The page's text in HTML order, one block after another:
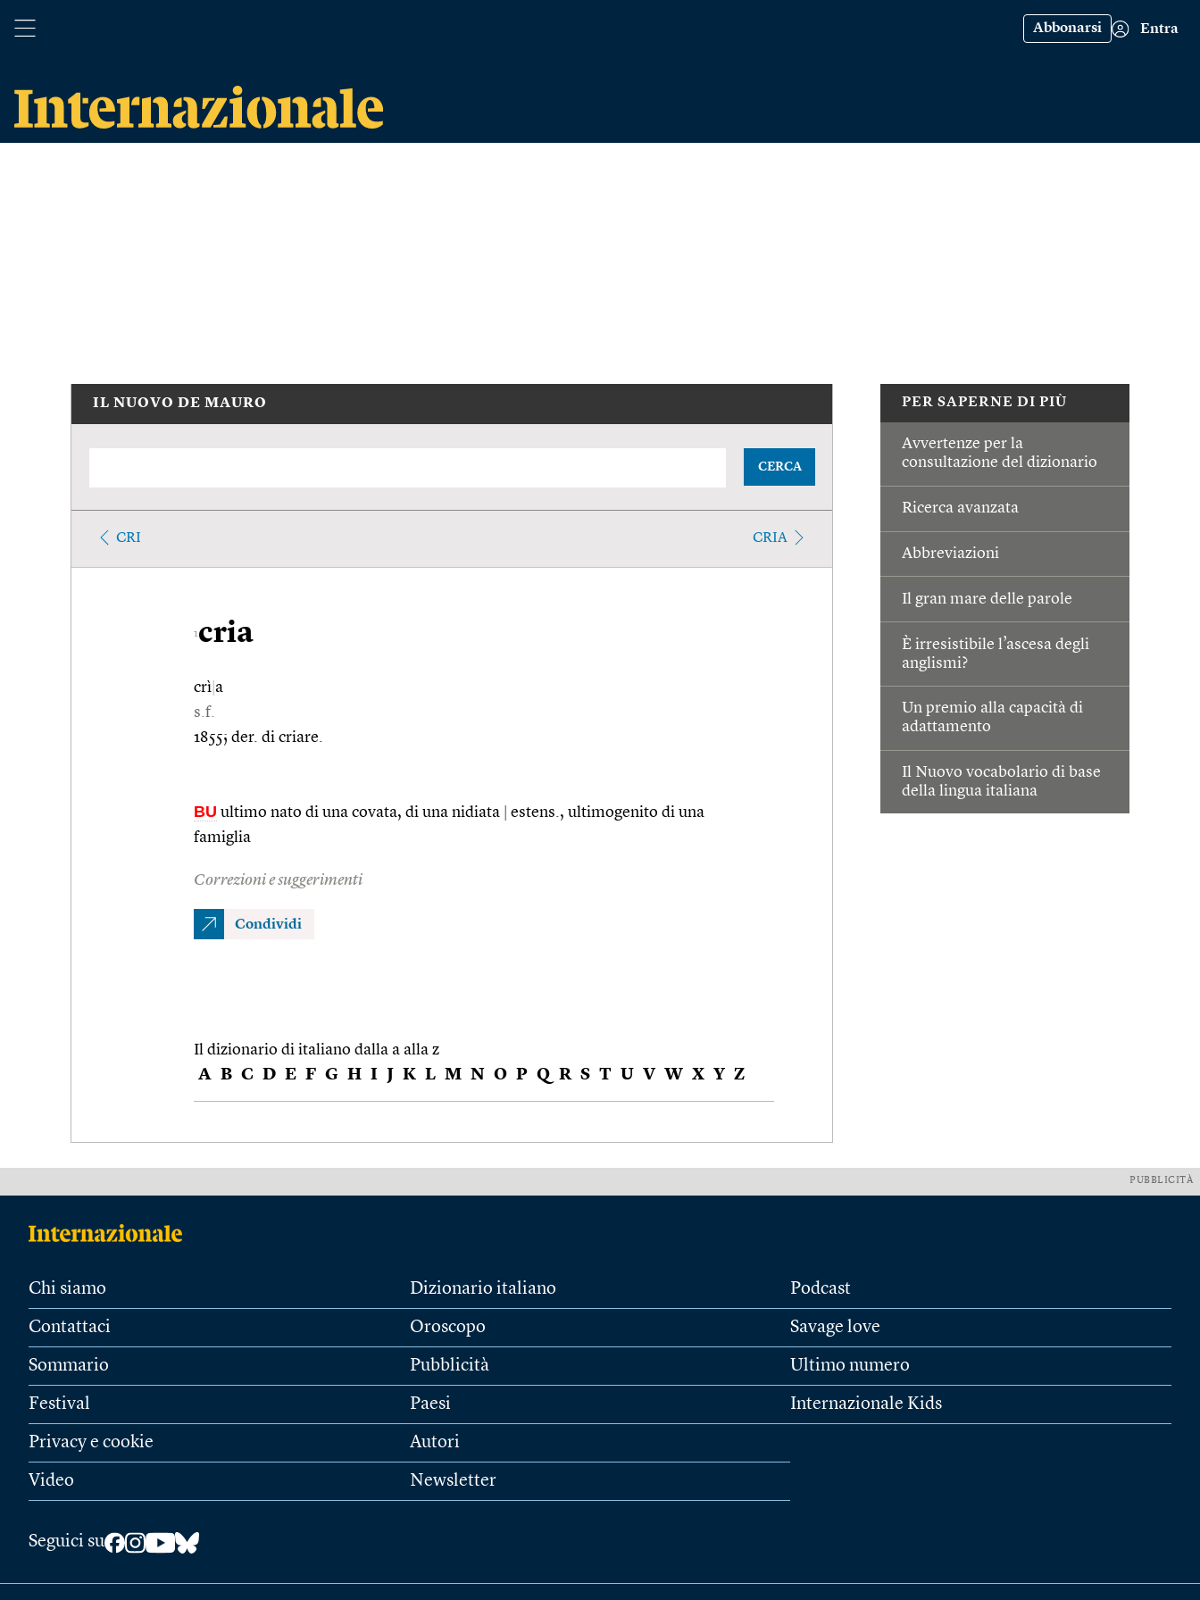
Abbonarsi Entra
PER SAPERNE DI PIÙ
Avvertenze per la
consultazione del dizionario
Ricerca avanzata
Abbreviazioni
Il gran mare delle parole
È irresistibile l’ascesa degli
anglismi?
Un premio alla capacità di
adattamento
Il Nuovo vocabolario di base
della lingua italiana
IL NUOVO DE MAURO
CERCA
CRI CRIA
1cria
crì a
s.f.
1855; der. di criare.
BU ultimo nato di una covata, di una nidiata
estens., ultimogenito di una
famiglia
Correzioni e suggerimenti
Condividi
Il dizionario di italiano dalla a alla z
A B C D E F G H I J K L M N O P Q R S T U V W X Y Z
PUBBLICITÀ
Chi siamo
Contattaci
Sommario
Festival
Privacy e cookie
Video
Dizionario italiano
Oroscopo
Pubblicità
Paesi
Autori
Newsletter
Podcast
Savage love
Ultimo numero
Internazionale Kids
Seguici su